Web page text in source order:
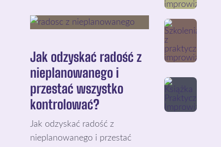
Jak odzyskać radość z
nieplanowanego i
przestać wszystko
kontrolować?
Jak odzyskać radość z
nieplanowanego i przestać